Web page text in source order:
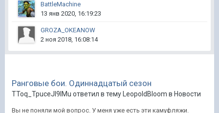
BattleMachine
13 янв 2020, 16:19:23
GROZA_OKEANOW
2 ноя 2018, 16:08:14
Ранговые бои. Одиннадцатый сезон
TToq_TpuceJI9IMu ответил в тему LeopoldBloom в Новости
Вы не поняли мой вопрос. У меня уже есть эти камуфляжи.